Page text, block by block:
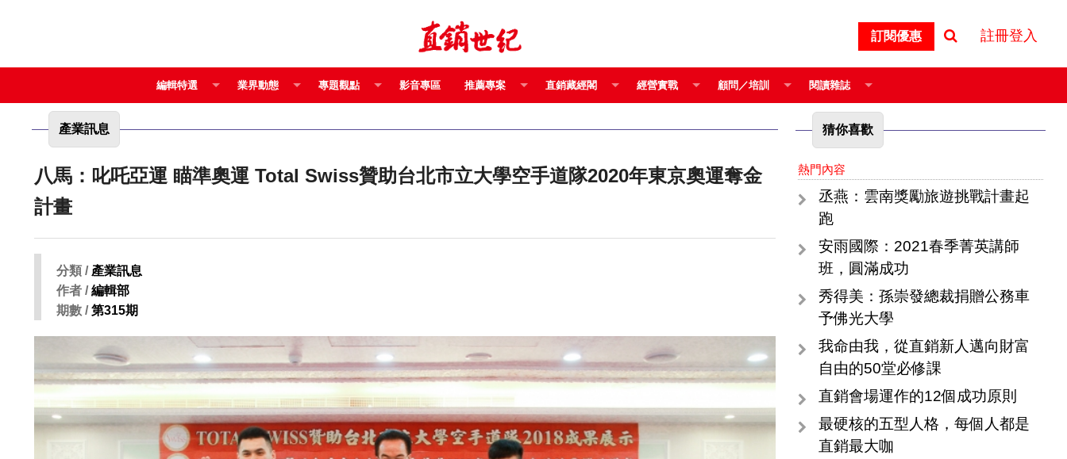
訂閱優惠 註冊登入
編輯特選 業界動態 專題觀點 影音專區 推薦專案 直銷藏經閣 經營實戰 顧問／培訓 閱讀雜誌
產業訊息
八馬：叱吒亞運 瞄準奧運 Total Swiss贊助台北市立大學空手道隊2020年東京奧運奪金
計畫
分類 / 產業訊息
作者 /編輯部
期數 /第315期
猜你喜歡
熱門內容
丞燕：雲南獎勵旅遊挑戰計畫起
跑
安雨國際：2021春季菁英講師
班，圓滿成功
秀得美：孫崇發總裁捐贈公務車
予佛光大學
我命由我，從直銷新人邁向財富
自由的50堂必修課
直銷會場運作的12個成功原則
最硬核的五型人格，每個人都是
直銷最大咖